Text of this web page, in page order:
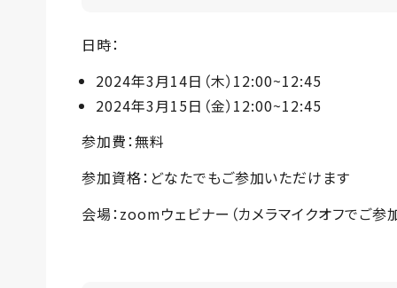
日時：
2024年3月14日（木）12:00~12:45
2024年3月15日（金）12:00~12:45
参加費：無料
参加資格：どなたでもご参加いただけます
会場：zoomウェビナー（カメラマイクオフでご参